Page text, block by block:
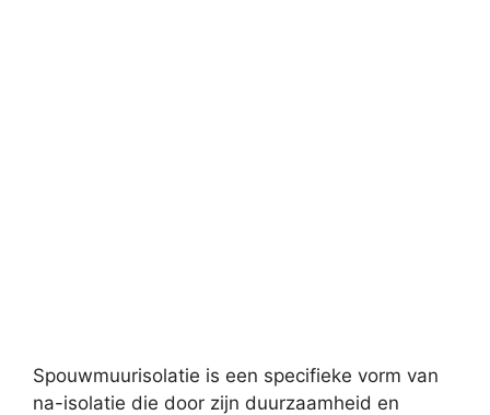
Spouwmuurisolatie is een specifieke vorm van
na-isolatie die door zijn duurzaamheid en